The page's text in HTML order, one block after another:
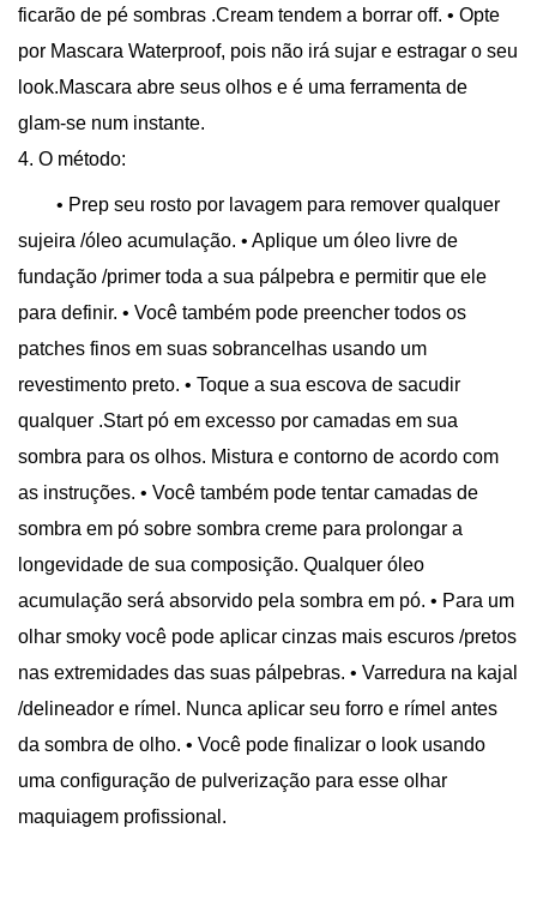
ficarão de pé sombras .Cream tendem a borrar off. • Opte
por Mascara Waterproof, pois não irá sujar e estragar o seu
look.Mascara abre seus olhos e é uma ferramenta de
glam-se num instante.
4. O método:
• Prep seu rosto por lavagem para remover qualquer
sujeira /óleo acumulação. • Aplique um óleo livre de
fundação /primer toda a sua pálpebra e permitir que ele
para definir. • Você também pode preencher todos os
patches finos em suas sobrancelhas usando um
revestimento preto. • Toque a sua escova de sacudir
qualquer .Start pó em excesso por camadas em sua
sombra para os olhos. Mistura e contorno de acordo com
as instruções. • Você também pode tentar camadas de
sombra em pó sobre sombra creme para prolongar a
longevidade de sua composição. Qualquer óleo
acumulação será absorvido pela sombra em pó. • Para um
olhar smoky você pode aplicar cinzas mais escuros /pretos
nas extremidades das suas pálpebras. • Varredura na kajal
/delineador e rímel. Nunca aplicar seu forro e rímel antes
da sombra de olho. • Você pode finalizar o look usando
uma configuração de pulverização para esse olhar
maquiagem profissional.